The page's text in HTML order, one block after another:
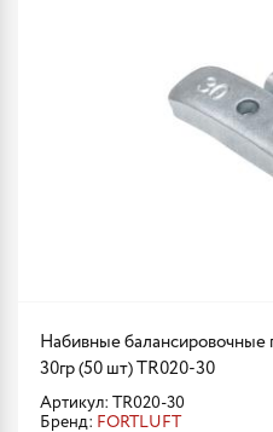
Набивные балансировочные
30гр (50 шт) TR020-30
Артикул: TR020-30
Бренд: FORTLUFT